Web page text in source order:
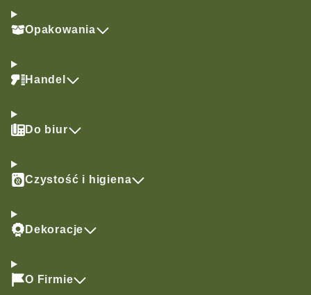
Opakowania
Handel
Do biur
Czystość i higiena
Dekoracje
O Firmie